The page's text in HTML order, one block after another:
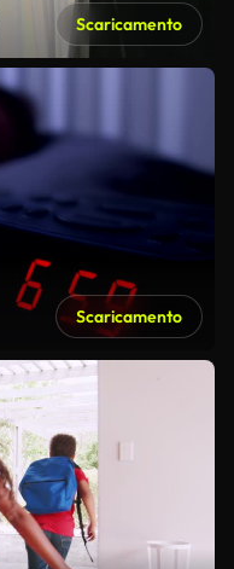
Scaricamento
Scaricamento